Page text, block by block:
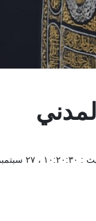
: ١٠:٢٠:٣٠ ، ٢٧ سبتمبر ٢٠٢٠